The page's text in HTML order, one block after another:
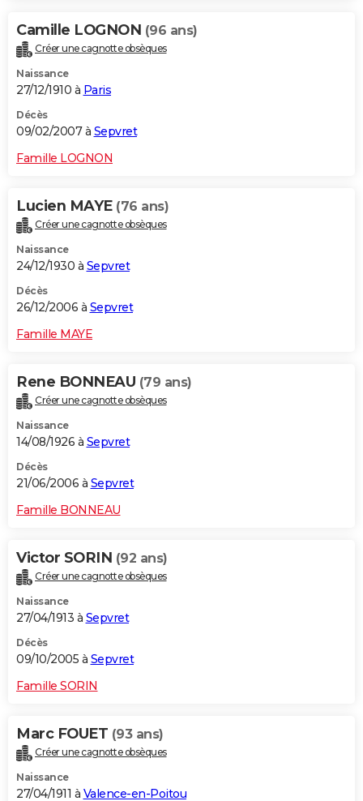
Camille LOGNON (96 ans)
Créer une cagnotte obsèques
Naissance
27/12/1910 à Paris
Décès
09/02/2007 à Sepvret
Famille LOGNON
Lucien MAYE (76 ans)
Créer une cagnotte obsèques
Naissance
24/12/1930 à Sepvret
Décès
26/12/2006 à Sepvret
Famille MAYE
Rene BONNEAU (79 ans)
Créer une cagnotte obsèques
Naissance
14/08/1926 à Sepvret
Décès
21/06/2006 à Sepvret
Famille BONNEAU
Victor SORIN (92 ans)
Créer une cagnotte obsèques
Naissance
27/04/1913 à Sepvret
Décès
09/10/2005 à Sepvret
Famille SORIN
Marc FOUET (93 ans)
Créer une cagnotte obsèques
Naissance
27/04/1911 à Valence-en-Poitou